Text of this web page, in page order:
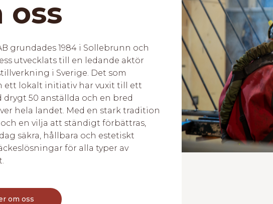
oss
grundades 1984 i Sollebrunn och
utvecklats till en ledande aktör
i Sverige. Det som
ett lokalt initiativ har vuxit till ett
drygt 50 anställda och en bred
hela landet. Med en stark tradition
en vilja att ständigt förbättras,
säkra, hållbara och estetiskt
för alla typer av
om oss